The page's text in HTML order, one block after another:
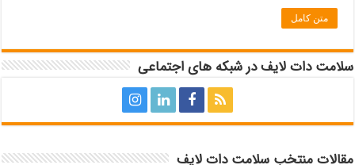
متن کامل
سلامت دات لایف در شبکه های اجتماعی
مقالات منتخب سلامت دات لایف